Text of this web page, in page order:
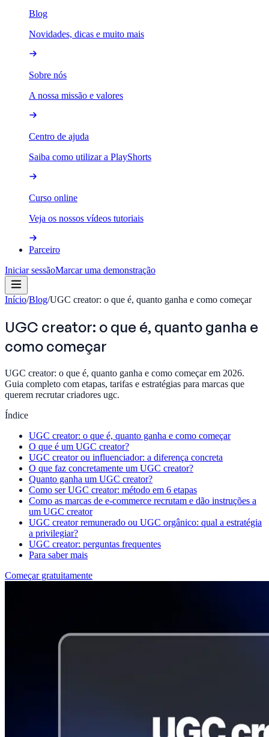
Blog
Novidades, dicas e muito mais
Sobre nós
A nossa missão e valores
Centro de ajuda
Saiba como utilizar a PlayShorts
Curso online
Veja os nossos vídeos tutoriais
Parceiro
Iniciar sessãoMarcar uma demonstração
Início/Blog/UGC creator: o que é, quanto ganha e como começar
UGC creator: o que é, quanto ganha e
como começar
UGC creator: o que é, quanto ganha e como começar em 2026.
Guia completo com etapas, tarifas e estratégias para marcas que
querem recrutar criadores ugc.
Índice
UGC creator: o que é, quanto ganha e como começar
O que é um UGC creator?
UGC creator ou influenciador: a diferença concreta
O que faz concretamente um UGC creator?
Quanto ganha um UGC creator?
Como ser UGC creator: método em 6 etapas
Como as marcas de e-commerce recrutam e dão instruções a
um UGC creator
UGC creator remunerado ou UGC orgânico: qual a estratégia
a privilegiar?
UGC creator: perguntas frequentes
Para saber mais
Começar gratuitamente